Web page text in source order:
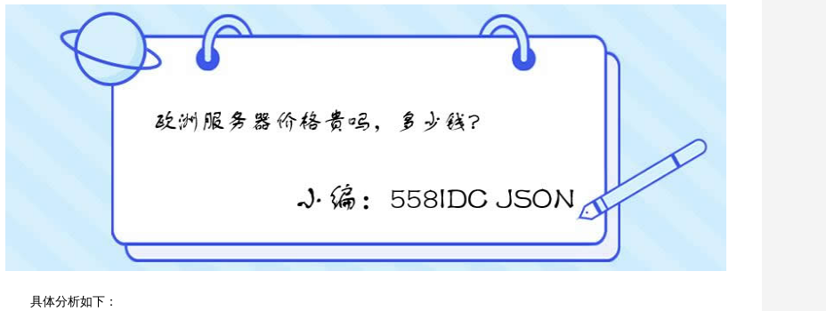
具体分析如下：